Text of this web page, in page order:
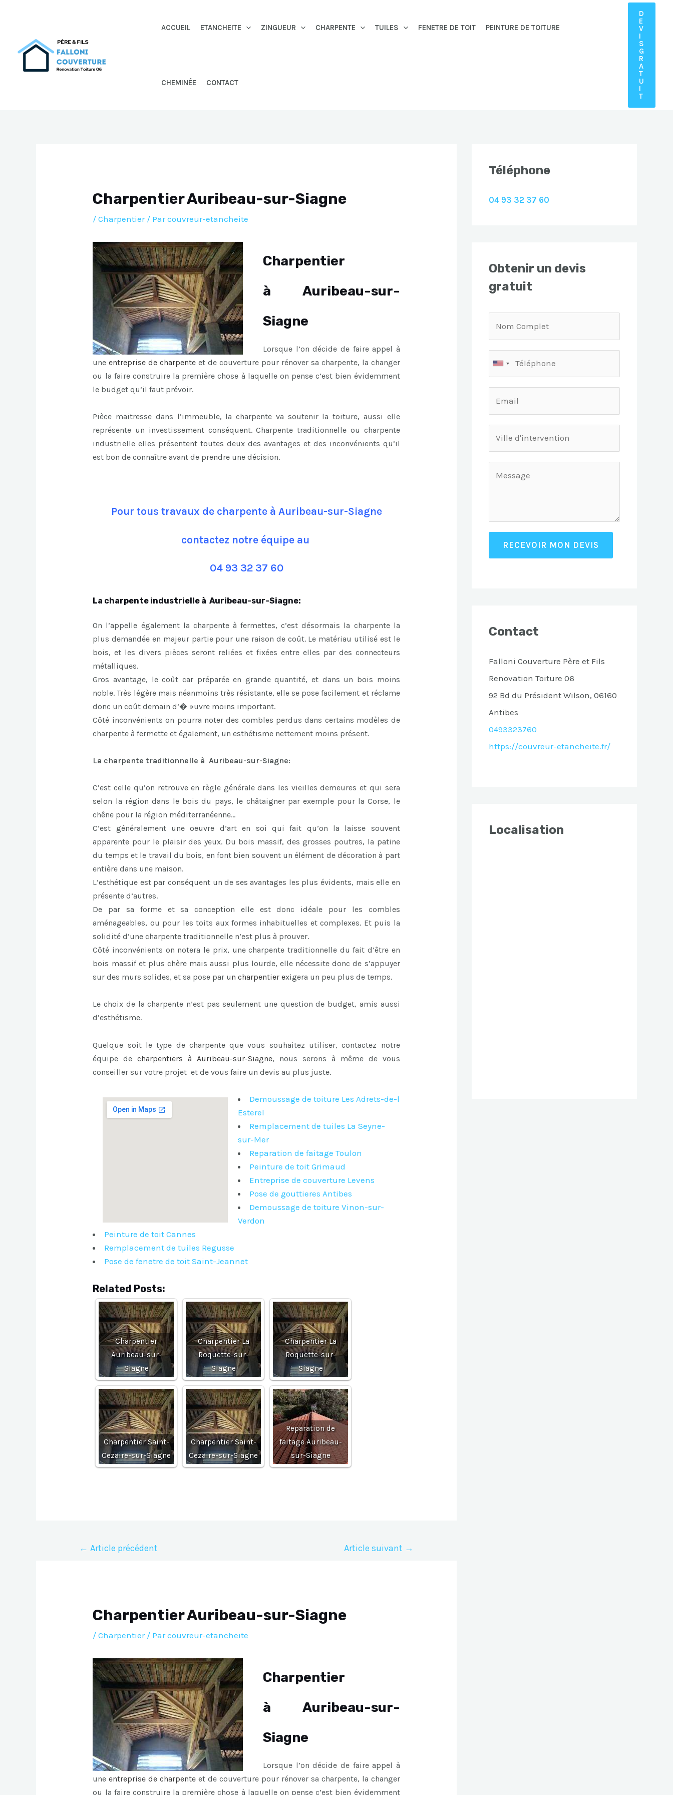
ACCUEIL ETANCHEITE ZINGUEUR CHARPENTE TUILES FENETRE DE TOIT PEINTURE DE TOITURE
CHEMINÉE CONTACT
D
E
V
I
S
G
R
A
T
U
I
T
Charpentier Auribeau-sur-Siagne
/Charpentier/ Parcouvreur-etancheite
Charpentier
à Auribeau-sur-
Siagne
Lorsque l’on décide de faire appel à
uneentreprise de charpente et de couverture pour rénover sa charpente, la changer
ou la faire construire la première chose à laquelle on pense c’est bien évidemment
le budget qu’il faut prévoir.
Pièce maitresse dans l’immeuble, la charpente va soutenir la toiture, aussi elle
représente un investissement conséquent. Charpente traditionnelle ou charpente
industrielle elles présentent toutes deux des avantages et des inconvénients qu’il
est bon de connaître avant de prendre une décision.
Pour tous travaux de charpente à Auribeau-sur-Siagne
contactez notre équipe au
04 93 32 37 60
La charpente industrielle à Auribeau-sur-Siagne:
On l’appelle également la charpente à fermettes, c’est désormais la charpente la
plus demandée en majeur partie pour une raison de coût. Le matériau utilisé est le
bois, et les divers pièces seront reliées et fixées entre elles par des connecteurs
métalliques.
Gros avantage, le coût car préparée en grande quantité, et dans un bois moins
noble. Très légère mais néanmoins très résistante, elle se pose facilement et réclame
donc un coût demain d’� »uvre moins important.
Côté inconvénients on pourra noter des combles perdus dans certains modèles de
charpente à fermette et également, un esthétisme nettement moins présent.
La charpente traditionnelle à Auribeau-sur-Siagne:
C’est celle qu’on retrouve en règle générale dans les vieilles demeures et qui sera
selon la région dans le bois du pays, le châtaigner par exemple pour la Corse, le
chêne pour la région méditerranéenne…
C’est généralement une oeuvre d’art en soi qui fait qu’on la laisse souvent
apparente pour le plaisir des yeux. Du bois massif, des grosses poutres, la patine
du temps et le travail du bois, en font bien souvent un élément de décoration à part
entière dans une maison.
L’esthétique est par conséquent un de ses avantages les plus évidents, mais elle en
présente d’autres.
De par sa forme et sa conception elle est donc idéale pour les combles
aménageables, ou pour les toits aux formes inhabituelles et complexes. Et puis la
solidité d’une charpente traditionnelle n’est plus à prouver.
Côté inconvénients on notera le prix, une charpente traditionnelle du fait d’être en
bois massif et plus chère mais aussi plus lourde, elle nécessite donc de s’appuyer
sur des murs solides, et sa pose par uncharpentierexigera un peu plus de temps.
Le choix de la charpente n’est pas seulement une question de budget, amis aussi
d’esthétisme.
Quelque soit le type de charpente que vous souhaitez utiliser, contactez notre
équipe de charpentiers à Auribeau-sur-Siagne, nous serons à même de vous
conseiller sur votre projet et de vous faire un devis au plus juste.
Demoussage de toiture Les Adrets-de-l
Esterel
Remplacement de tuiles La Seyne-
sur-Mer
Reparation de faitage Toulon
Peinture de toit Grimaud
Entreprise de couverture Levens
Pose de gouttieres Antibes
Demoussage de toiture Vinon-sur-
Verdon
Peinture de toit Cannes
Remplacement de tuiles Regusse
Pose de fenetre de toit Saint-Jeannet
Related Posts:
Charpentier
Auribeau-sur-
Siagne
Charpentier La
Roquette-sur-
Siagne
Charpentier La
Roquette-sur-
Siagne
Charpentier Saint-
Cezaire-sur-Siagne
Charpentier Saint-
Cezaire-sur-Siagne
Reparation de
faitage Auribeau-
sur-Siagne
Navigation
← Article précédent Article suivant →
Charpentier Auribeau-sur-Siagne
/Charpentier/ Parcouvreur-etancheite
Charpentier
à Auribeau-sur-
Siagne
Lorsque l’on décide de faire appel à
uneentreprise de charpente et de couverture pour rénover sa charpente, la changer
ou la faire construire la première chose à laquelle on pense c’est bien évidemment
Téléphone
04 93 32 37 60
Obtenir un devis
gratuit
RECEVOIR MON DEVIS
Contact
Falloni Couverture Père et Fils
Renovation Toiture 06
92 Bd du Président Wilson, 06160
Antibes
0493323760
https://couvreur-etancheite.fr/
Localisation